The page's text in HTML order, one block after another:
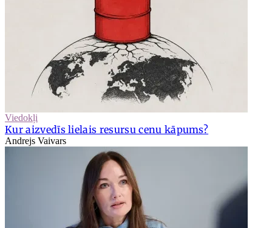
Viedokļi
Kur aizvedīs lielais resursu cenu kāpums?
Andrejs Vaivars